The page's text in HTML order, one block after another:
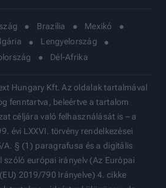
Brazília
Mexikó
Lengyelország
Dél-Afrika
Hungary Kft. Az oldalak tartalmával
fenntartva, beleértve a tartalom
céljára való felhasználását is – a
évi LXXVI. törvény rendelkezései
A. § (1) paragrafusa és a digitális
európai irányelv (Az Európai
2019/790 Irányelve) 4. cikke